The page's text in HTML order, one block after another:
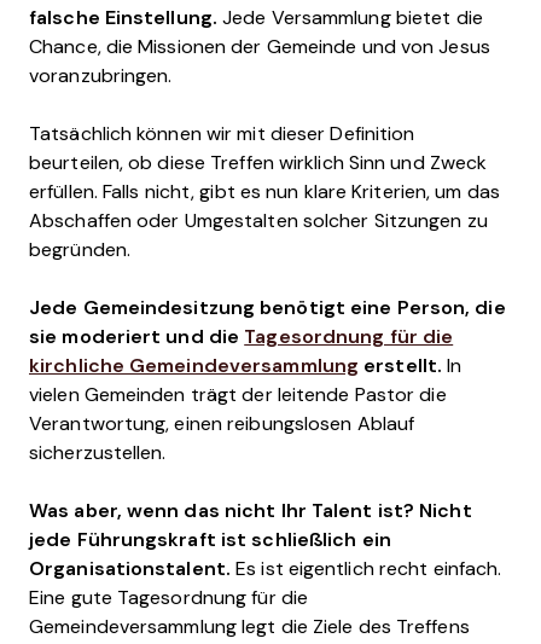
falsche Einstellung. Jede Versammlung bietet die
Chance, die Missionen der Gemeinde und von Jesus
voranzubringen.
Tatsächlich können wir mit dieser Definition
beurteilen, ob diese Treffen wirklich Sinn und Zweck
erfüllen. Falls nicht, gibt es nun klare Kriterien, um das
Abschaffen oder Umgestalten solcher Sitzungen zu
begründen.
Jede Gemeindesitzung benötigt eine Person, die
sie moderiert und die Tagesordnung für die
kirchliche Gemeindeversammlung erstellt. In
vielen Gemeinden trägt der leitende Pastor die
Verantwortung, einen reibungslosen Ablauf
sicherzustellen.
Was aber, wenn das nicht Ihr Talent ist? Nicht
jede Führungskraft ist schließlich ein
Organisationstalent. Es ist eigentlich recht einfach.
Eine gute Tagesordnung für die
Gemeindeversammlung legt die Ziele des Treffens